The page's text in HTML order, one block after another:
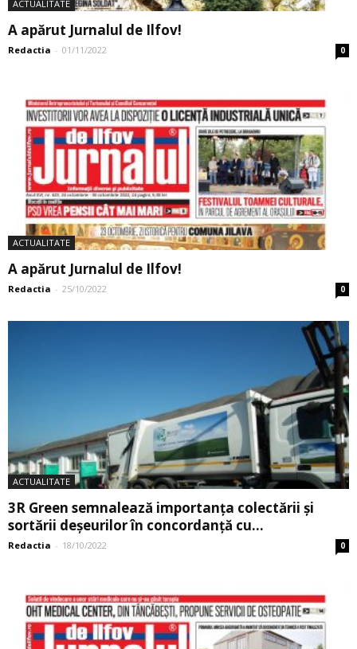
ACTUALITATE
A apărut Jurnalul de Ilfov!
Redactia - 01/11/2022 0
ACTUALITATE
A apărut Jurnalul de Ilfov!
Redactia - 25/10/2022 0
ACTUALITATE
3R Green semnalează importanța colectării și
sortării deșeurilor în concordanță cu...
Redactia - 18/10/2022 0